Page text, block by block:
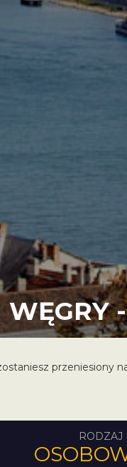
WĘGRY
przeniesiony
RODZAJ